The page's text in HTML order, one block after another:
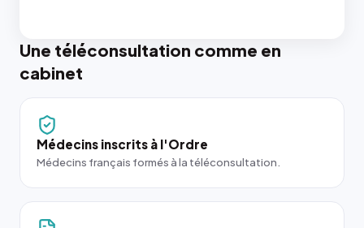
Une téléconsultation comme en
cabinet
Médecins inscrits à l'Ordre
Médecins français formés à la téléconsultation.